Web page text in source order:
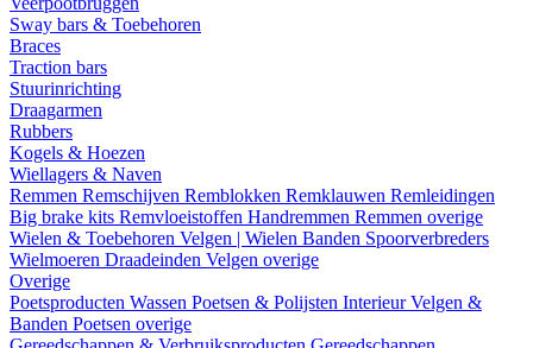
Sway bars & Toebehoren
Braces
Traction bars
Stuurinrichting
Draagarmen
Rubbers
Kogels & Hoezen
Wiellagers & Naven
Remmen Remschijven Remblokken Remklauwen Remleidingen
Big brake kits Remvloeistoffen Handremmen Remmen overige
Wielen & Toebehoren Velgen | Wielen Banden Spoorverbreders
Wielmoeren Draadeinden Velgen overige
Overige
Poetsproducten Wassen Poetsen & Polijsten InterieurVelgen &
Banden Poetsen overige